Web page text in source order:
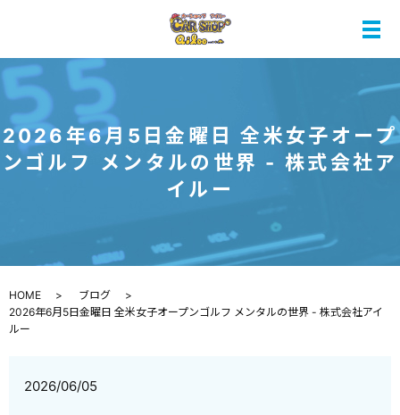
メ
2026年6月5日金曜日 全米女子オープ
ンゴルフ メンタルの世界 - 株式会社ア
イルー
HOME
ブログ
2026年6月5日金曜日 全米女子オープンゴルフ メンタルの世界 - 株式会社アイ
ルー
2026/06/05